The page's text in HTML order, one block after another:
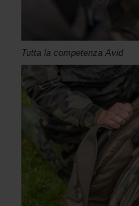
Tutta la competenza Avid